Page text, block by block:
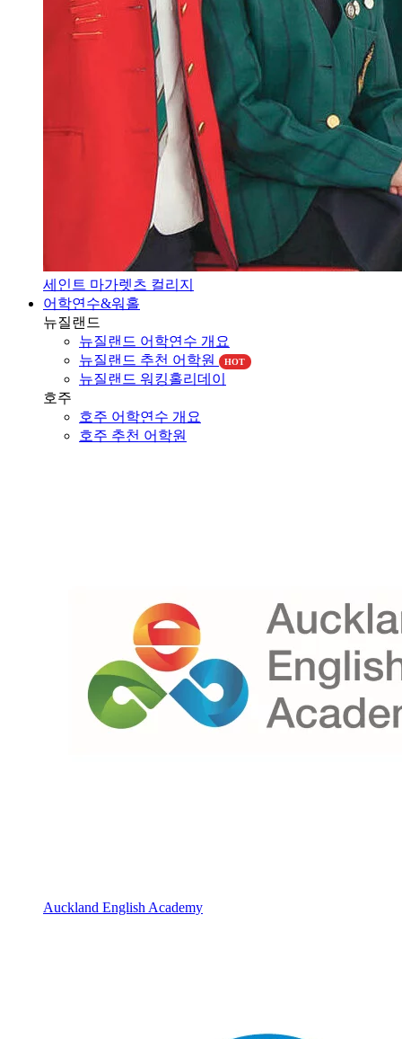
세인트 마가렛츠 컬리지
어학연수&워홀
뉴질랜드
뉴질랜드 어학연수 개요
뉴질랜드 추천 어학원
HOT
뉴질랜드 워킹홀리데이
호주
호주 추천 어학원